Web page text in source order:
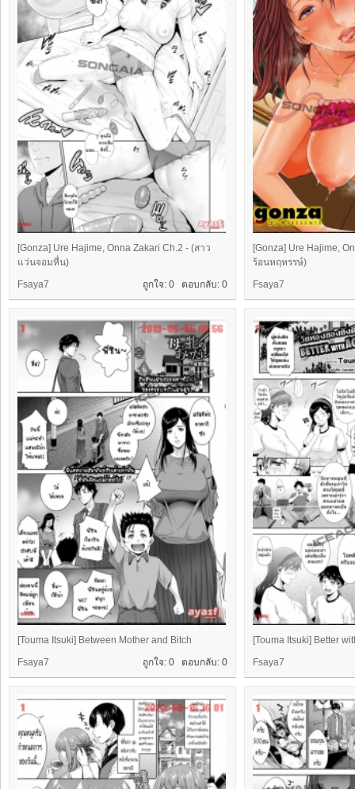
[Gonza] Ure Hajime, Onna Zakari Ch.2 - (สาว
แว่นจอมหื่น)
ถูกใจ: 0 ตอบกลับ: 0
Fsaya7
[Gonza] Ure Hajime,
ร้อนหฤหรรษ์)
Fsaya7
[Touma Itsuki] Between Mother and Bitch
ถูกใจ: 0 ตอบกลับ: 0
Fsaya7
[Touma Itsuki] Better
Fsaya7